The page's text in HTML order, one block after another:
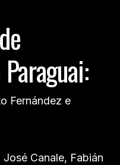
Fernández e
Canale, Fabián